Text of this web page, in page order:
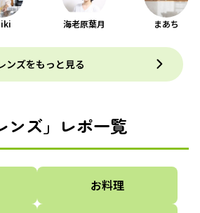
海老原葉月 まあち
ンズをもっと見る
ンズ」レポ一覧
お料理